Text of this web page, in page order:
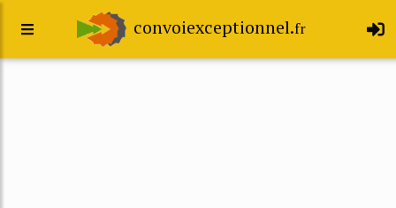
convoiexceptionnel.fr